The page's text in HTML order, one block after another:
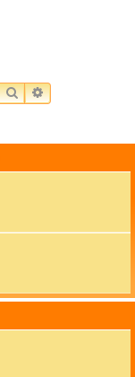
SUCHEERWEITERTE